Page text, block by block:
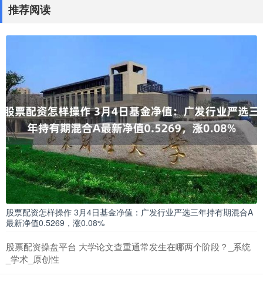
推荐阅读
股票配资怎样操作 3月4日基金净值：广发行业严选三年持有期混合A
最新净值0.5269，涨0.08%
股票配资操盘平台 大学论文查重通常发生在哪两个阶段？_系统
_学术_原创性